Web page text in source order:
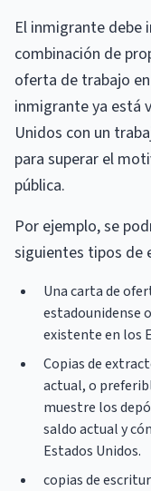
El inmigrante
combinación de
oferta de trabajo
inmigrante ya está
Unidos con un
para superar el
pública.
Por ejemplo, se
siguientes tipos de
Una carta de
estadounidense
existente en los
Copias de
actual, o
muestre los
saldo actual y
Estados Unidos.
copias de